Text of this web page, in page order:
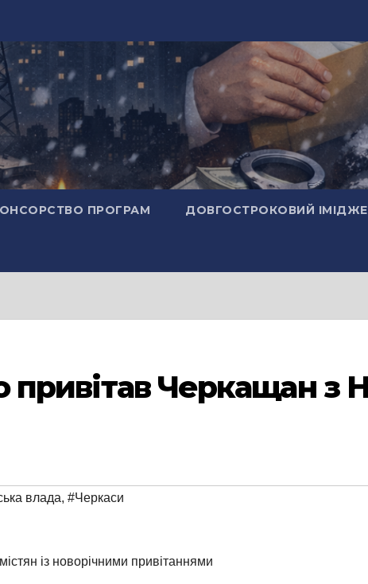
ПРОГРАМ ДОВГОСТРОКОВИЙ
привітав Черкащан з
влада, #Черкаси
із новорічними привітаннями